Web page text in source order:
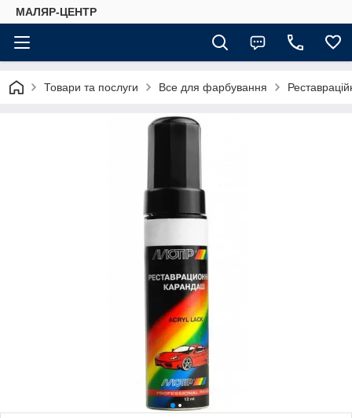
МАЛЯР-ЦЕНТР
Товари та послуги Все для фарбування